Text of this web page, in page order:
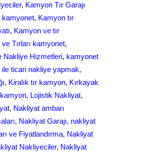
, Kamyon Tır Garajı
kamyonet, Kamyon tır
, Kamyon ve tır
Tırları kamyonet
Nakliye Hizmetleri, kamyonet
ticari nakliye yapmak
, Kiralık tır kamyon, Kırkayak
, Lojistik Nakliyat
, Nakliyat ambarı
, Nakliyat Garajı, nakliyat
ve Fiyatlandırma, Nakliyat
Nakliyeciler, Nakliyat